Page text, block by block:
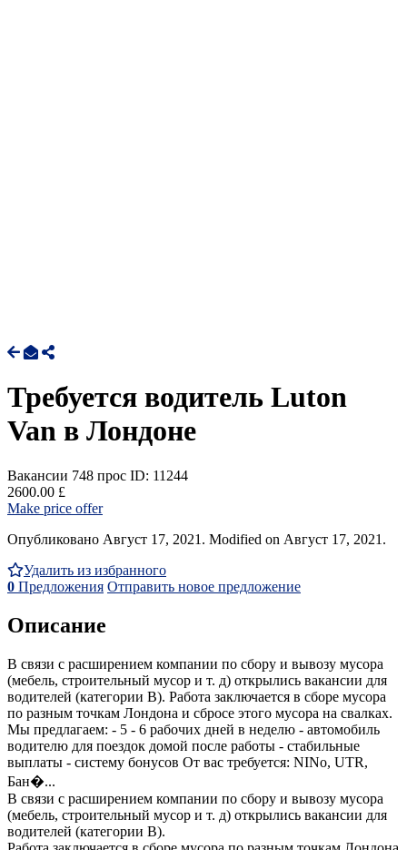
Требуется водитель Luton
Van в Лондоне
Вакансии 748 прос ID: 11244
2600.00 £
Make price offer
Опубликовано Август 17, 2021. Modified on Август 17, 2021.
Удалить из избранного
0 Предложения Отправить новое предложение
Описание
В связи с расширением компании по сбору и вывозу мусора
(мебель, строительный мусор и т. д) открылись вакансии для
водителей (категории В). Работа заключается в сборе мусора
по разным точкам Лондона и сбросе этого мусора на свалках.
Мы предлагаем: - 5 - 6 рабочих дней в неделю - автомобиль
водителю для поездок домой после работы - стабильные
выплаты - систему бонусов От вас требуется: NINo, UTR,
Бан�...
В связи с расширением компании по сбору и вывозу мусора
(мебель, строительный мусор и т. д) открылись вакансии для
водителей (категории В).